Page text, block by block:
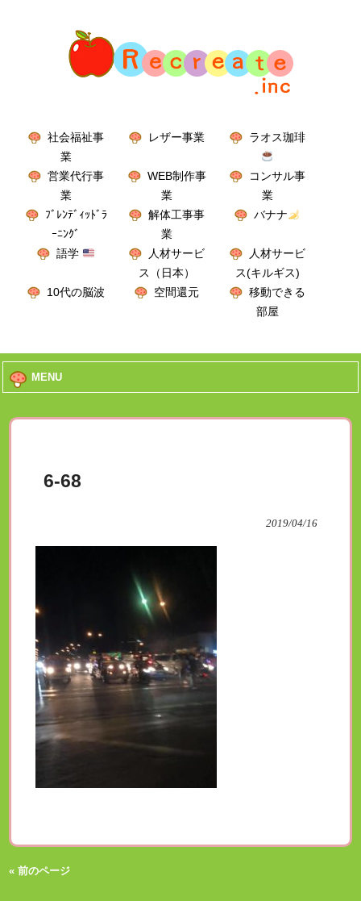
社会福祉事
業
レザー事業 ラオス珈琲
営業代行事
業
WEB制作事
業
コンサル事
業
ﾌﾞﾚﾝﾃﾞｨｯﾄﾞﾗ
ｰﾆﾝｸﾞ
解体工事事
業
バナナ
語学
人材サービ
ス（日本）
人材サービ
ス(キルギス)
10代の脳波
空間還元
移動できる
部屋
MENU
6-68
2019/04/16
« 前のページ